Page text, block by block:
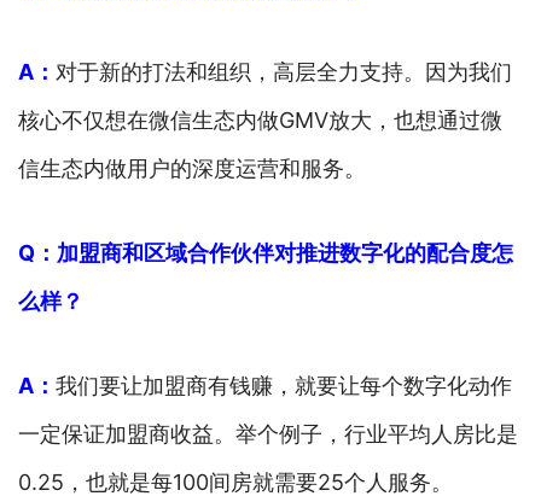
A： 对于新的打法和组织，高层全力支持。因为我们
核心不仅想在微信生态内做GMV放大，也想通过微
信生态内做用户的深度运营和服务。
Q：加盟商和区域合作伙伴对推进数字化的配合度怎
么样？
A： 我们要让加盟商有钱赚，就要让每个数字化动作
一定保证加盟商收益。举个例子，行业平均人房比是
0.25，也就是每100间房就需要25个人服务。